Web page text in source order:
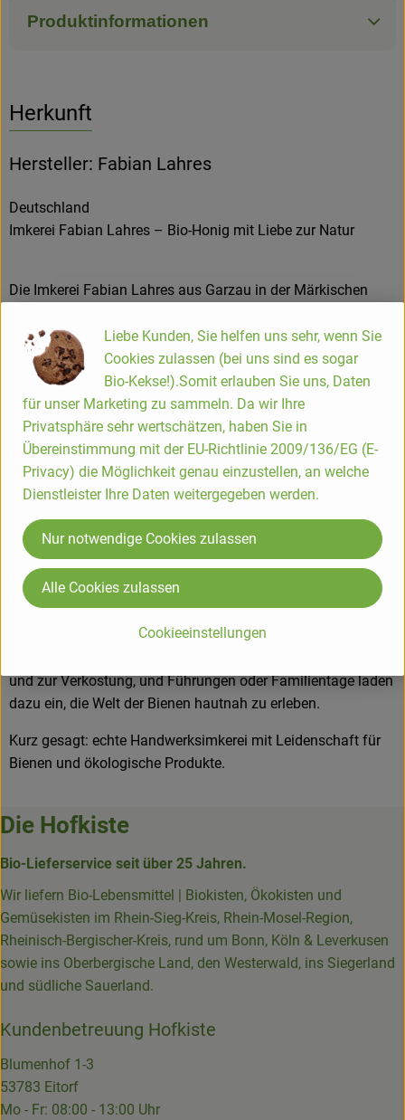
Produktinformationen
Herkunft
Hersteller: Fabian Lahres
Deutschland
Imkerei Fabian Lahres – Bio-Honig mit Liebe zur Natur
Die Imkerei Fabian Lahres aus Garzau in der Märkischen
Honig in die Gläser – und das mit richtig viel Herzblut für
Bienen, Nachhaltigkeit und ökologische Qualität. Geleitet
wird der Betrieb von Agraringenieur Fabian Lahres, der nach
seinem Studium klein mit 70 Völkern begonnen hat und die
Imkerei über die Jahre auf rund 700 Bienenvölker aufgebaut
hat.
Das Team betreut die Bienenvölker sorgfältig, achtet auf
Akazien-, Kornblumen- oder Sommerblütenhonig schonend,
damit möglichst viele wertvolle Inhaltsstoffe erhalten
bleiben. Neben klassischen Honigen gibt es auch
Honigspezialitäten und Met (Honigwein) in Bioland-Qualität
und zur Verkostung, und Führungen oder Familientage laden
dazu ein, die Welt der Bienen hautnah zu erleben.
Kurz gesagt: echte Handwerksimkerei mit Leidenschaft für
Bienen und ökologische Produkte.
Die Hofkiste
Bio-Lieferservice seit über 25 Jahren.
Wir liefern Bio-Lebensmittel | Biokisten, Ökokisten und
Gemüsekisten im Rhein-Sieg-Kreis, Rhein-Mosel-Region,
Rheinisch-Bergischer-Kreis, rund um Bonn, Köln & Leverkusen
sowie ins Oberbergische Land, den Westerwald, ins Siegerland
und südliche Sauerland.
Kundenbetreuung Hofkiste
Blumenhof 1-3
53783 Eitorf
Mo - Fr: 08:00 - 13:00 Uhr
Liebe Kunden, Sie helfen uns sehr, wenn Sie
Cookies zulassen (bei uns sind es sogar
Bio-Kekse!).Somit erlauben Sie uns, Daten
für unser Marketing zu sammeln. Da wir Ihre
Privatsphäre sehr wertschätzen, haben Sie in
Übereinstimmung mit der EU-Richtlinie 2009/136/EG (E-
Privacy) die Möglichkeit genau einzustellen, an welche
Dienstleister Ihre Daten weitergegeben werden.
Cookieeinstellungen
Nur notwendige Cookies zulassen
Alle Cookies zulassen